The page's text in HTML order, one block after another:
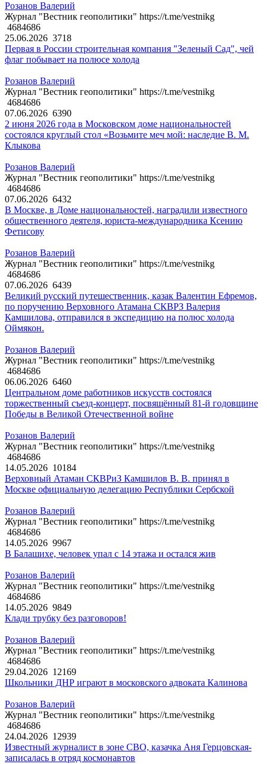
Розанов Валерий
Журнал "Вестник геополитики" https://t.me/vestnikg
4684686
25.06.2026 3718
Первая в России строительная компания "Зеленый Сад", чей
флаг побывает на полюсе холода
Розанов Валерий
Журнал "Вестник геополитики" https://t.me/vestnikg
4684686
07.06.2026 6390
2 июня 2026 года в Московском доме национальностей
состоялся круглый стол «Возьмите меч мой: наследие В. М.
Клыкова
Розанов Валерий
Журнал "Вестник геополитики" https://t.me/vestnikg
4684686
07.06.2026 6432
В Москве, в Доме национальностей, наградили известного
общественного деятеля, юриста-международника Ксению
Фетисову
Розанов Валерий
Журнал "Вестник геополитики" https://t.me/vestnikg
4684686
07.06.2026 6439
Великий русский путешественник, казак Валентин Ефремов,
по поручению Верховного Атамана СКВРЗ Валерия
Камшилова, отправился в экспедицию на полюс холода
Оймякон.
Розанов Валерий
Журнал "Вестник геополитики" https://t.me/vestnikg
4684686
06.06.2026 6460
Центральном доме работников искусств состоялся
торжественный съезд-концерт, посвящённый 81-й годовщине
Победы в Великой Отечественной войне
Розанов Валерий
Журнал "Вестник геополитики" https://t.me/vestnikg
4684686
14.05.2026 10184
Верховный Атаман СКВРиЗ Камшилов В. В. принял в
Москве официальную делегацию Республики Сербской
Розанов Валерий
Журнал "Вестник геополитики" https://t.me/vestnikg
4684686
14.05.2026 9967
В Балашихе, человек упал с 14 этажа и остался жив
Розанов Валерий
Журнал "Вестник геополитики" https://t.me/vestnikg
4684686
14.05.2026 9849
Клади трубку без разговоров!
Розанов Валерий
Журнал "Вестник геополитики" https://t.me/vestnikg
4684686
29.04.2026 12169
Школьники ДНР играют в московского адвоката Калинова
Розанов Валерий
Журнал "Вестник геополитики" https://t.me/vestnikg
4684686
24.04.2026 12939
Известный журналист в зоне СВО, казачка Аня Герцовская-
записалась в отряд космонавтов